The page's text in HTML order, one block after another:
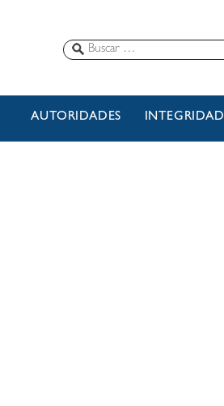
AUTORIDADES INTEGRIDAD